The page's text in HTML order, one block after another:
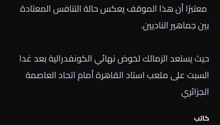
معتبرًا أن هذا الموقف يعكس حالة التنافس المعتادة
بين جماهير الناديين.
حيث يستعد الزمالك لخوض نهائي الكونفدرالية بعد غدا
السبت على ملعب استاد القاهرة أمام اتحاد العاصمة
الجزائري
كاتب